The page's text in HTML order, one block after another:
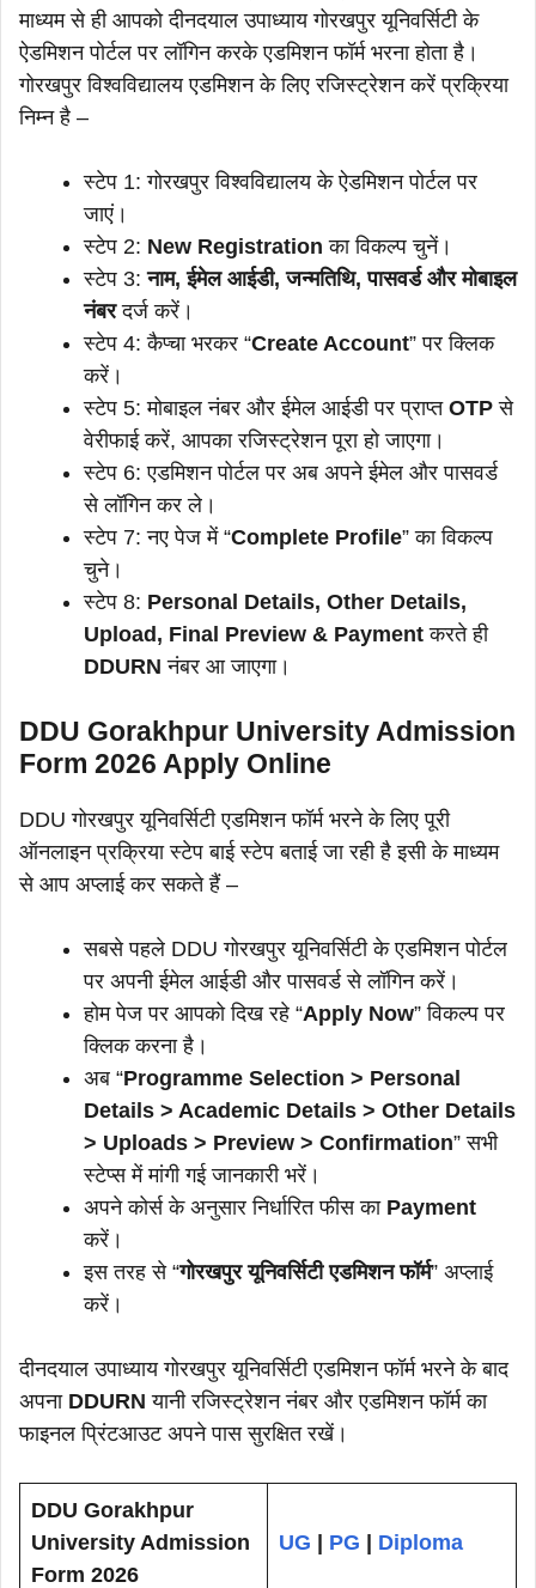
माध्यम से ही आपको दीनदयाल उपाध्याय गोरखपुर यूनिवर्सिटी के
ऐडमिशन पोर्टल पर लॉगिन करके एडमिशन फॉर्म भरना होता है।
गोरखपुर विश्वविद्यालय एडमिशन के लिए रजिस्ट्रेशन करें प्रक्रिया
निम्न है –
स्टेप 1: गोरखपुर विश्वविद्यालय के ऐडमिशन पोर्टल पर
जाएं।
स्टेप 2: New Registration का विकल्प चुनें।
स्टेप 3:नाम, ईमेल आईडी, जन्मतिथि, पासवर्ड और मोबाइल
नंबरदर्ज करें।
स्टेप 4: कैप्चा भरकर “Create Account” पर क्लिक
करें।
स्टेप 5: मोबाइल नंबर और ईमेल आईडी पर प्राप्त OTPसे
वेरीफाई करें, आपका रजिस्ट्रेशन पूरा हो जाएगा।
स्टेप 6: एडमिशन पोर्टल पर अब अपने ईमेल और पासवर्ड
से लॉगिन कर ले।
स्टेप 7: नए पेज में “Complete Profile” का विकल्प
चुने।
स्टेप 8: Personal Details, Other Details,
Upload, Final Preview & Paymentकरते ही
DDURNनंबर आ जाएगा।
DDU Gorakhpur University Admission
Form 2026 Apply Online
DDU गोरखपुर यूनिवर्सिटी एडमिशन फॉर्म भरने के लिए पूरी
ऑनलाइन प्रक्रिया स्टेप बाई स्टेप बताई जा रही है इसी के माध्यम
से आप अप्लाई कर सकते हैं –
सबसे पहले DDU गोरखपुर यूनिवर्सिटी के एडमिशन पोर्टल
पर अपनी ईमेल आईडी और पासवर्ड से लॉगिन करें।
होम पेज पर आपको दिख रहे “Apply Now” विकल्प पर
क्लिक करना है।
अब “Programme Selection > Personal
Details > Academic Details > Other Details
> Uploads > Preview > Confirmation” सभी
स्टेप्स में मांगी गई जानकारी भरें।
अपने कोर्स के अनुसार निर्धारित फीस का Payment
करें।
इस तरह से “गोरखपुर यूनिवर्सिटी एडमिशन फॉर्म” अप्लाई
करें।
दीनदयाल उपाध्याय गोरखपुर यूनिवर्सिटी एडमिशन फॉर्म भरने के बाद
अपना DDURNयानी रजिस्ट्रेशन नंबर और एडमिशन फॉर्म का
फाइनल प्रिंटआउट अपने पास सुरक्षित रखें।
DDU Gorakhpur
University Admission
Form 2026
UG | PG | Diploma